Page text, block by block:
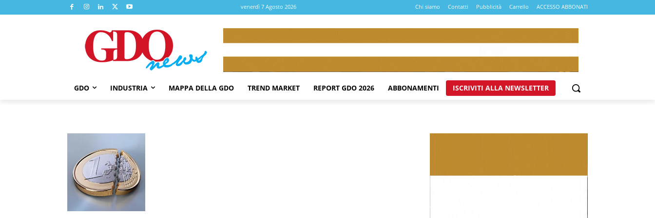
venerdì 7 Agosto 2026 Chi siamo Contatti Pubblicità Carrello ACCESSO ABBONATI
GDO INDUSTRIA MAPPA DELLA GDO TREND MARKET REPORT GDO 2026 ABBONAMENTI ISCRIVITI ALLA NEWSLETTER